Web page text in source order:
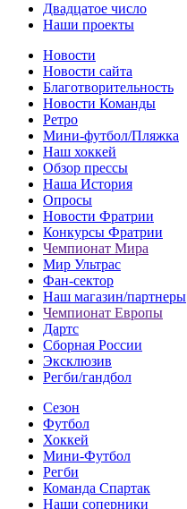
Двадцатое число
Наши проекты
Новости
Новости сайта
Благотворительность
Новости Команды
Ретро
Мини-футбол/Пляжка
Наш хоккей
Обзор прессы
Наша История
Опросы
Новости Фратрии
Конкурсы Фратрии
Чемпионат Мира
Мир Ультрас
Фан-cектор
Наш магазин/партнеры
Чемпионат Европы
Дартс
Сборная России
Эксклюзив
Регби/гандбол
Сезон
Футбол
Хоккей
Мини-Футбол
Регби
Команда Спартак
Наши соперники